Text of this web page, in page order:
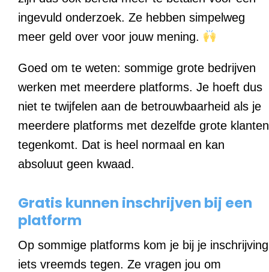
ingevuld onderzoek. Ze hebben simpelweg
meer geld over voor jouw mening.
Goed om te weten: sommige grote bedrijven
werken met meerdere platforms. Je hoeft dus
niet te twijfelen aan de betrouwbaarheid als je
meerdere platforms met dezelfde grote klanten
tegenkomt. Dat is heel normaal en kan
absoluut geen kwaad.
Gratis kunnen inschrijven bij een
platform
Op sommige platforms kom je bij je inschrijving
iets vreemds tegen. Ze vragen jou om